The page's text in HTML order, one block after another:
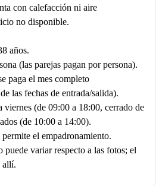
con calefacción ni aire
no disponible.
años.
(las parejas pagan por persona).
paga el mes completo
las fechas de entrada/salida).
viernes (de 09:00 a 18:00, cerrado de
(de 10:00 a 14:00).
el empadronamiento.
puede variar respecto a las fotos; el
allí.